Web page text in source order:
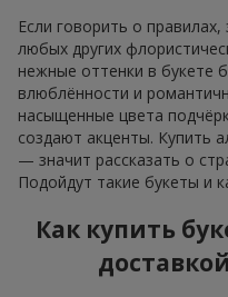
Если говорить о
любых других
нежные оттенки в букете
влюблённости и
насыщенные цвета
создают акценты. Купить
— значит рассказать о
Подойдут такие букеты и
Как купить